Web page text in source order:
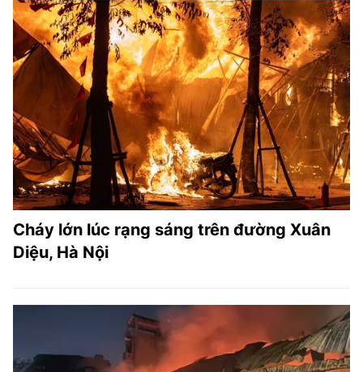
Cháy lớn lúc rạng sáng trên đường Xuân
Diệu, Hà Nội